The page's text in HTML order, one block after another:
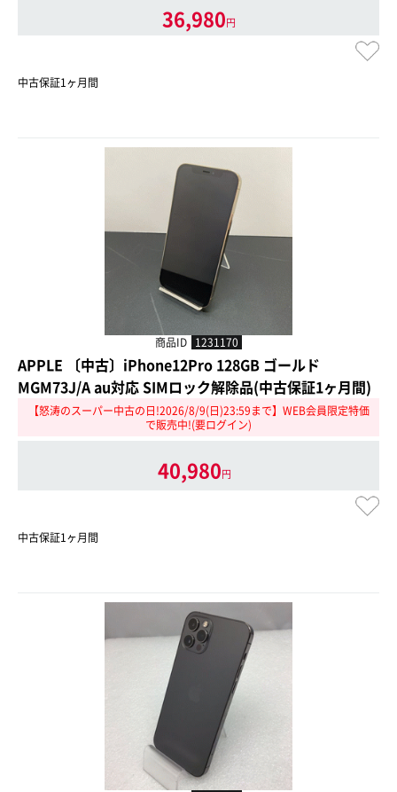
36,980円
中古保証1ヶ月間
商品ID 1231170
APPLE 〔中古〕iPhone12Pro 128GB ゴールド
MGM73J/A au対応 SIMロック解除品(中古保証1ヶ月間)
【怒涛のスーパー中古の日!2026/8/9(日)23:59まで】WEB会員限定特価
で販売中!(要ログイン)
40,980円
中古保証1ヶ月間